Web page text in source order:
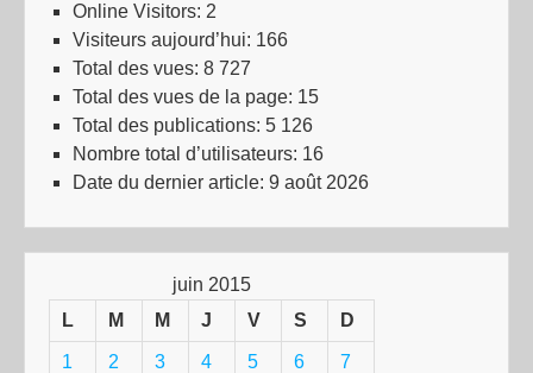
Online Visitors: 2
Visiteurs aujourd’hui: 166
Total des vues: 8 727
Total des vues de la page: 15
Total des publications: 5 126
Nombre total d’utilisateurs: 16
Date du dernier article: 9 août 2026
juin 2015
L
M M J V S D
1 2 3 4 5 6 7